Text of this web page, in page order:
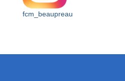
fcm_beaupreau